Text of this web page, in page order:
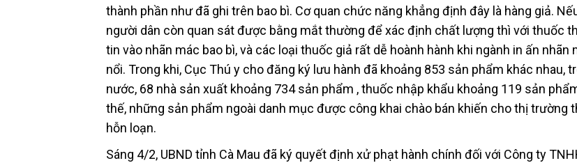
thành phần như đã ghi trên bao bì. Cơ quan chức năng khẳng định đây là hàng giả.
người dân còn quan sát được bằng mắt thường để xác định chất lượng thì với thuốc
tin vào nhãn mác bao bì, và các loại thuốc giả rất dễ hoành hành khi ngành in ấn nhãn
nổi. Trong khi, Cục Thú y cho đăng ký lưu hành đã khoảng 853 sản phẩm khác nhau,
nước, 68 nhà sản xuất khoảng 734 sản phẩm , thuốc nhập khẩu khoảng 119 sản
thế, những sản phẩm ngoài danh mục được công khai chào bán khiến cho thị trường
hỗn loạn.
Sáng 4/2, UBND tỉnh Cà Mau đã ký quyết định xử phạt hành chính đối với Công ty